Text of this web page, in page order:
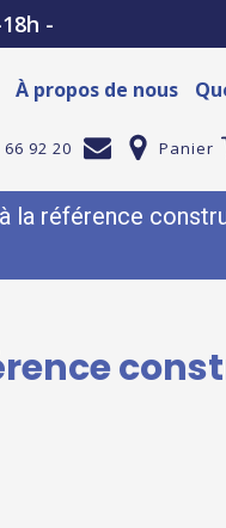
-
À propos de nous
92 20 Panier
la référence